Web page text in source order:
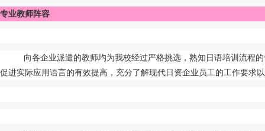
专业教师阵容
向各企业派遣的教师均为我校经过严格挑选，熟知日语培训流程
促进实际应用语言的有效提高，充分了解现代日资企业员工的工作要求